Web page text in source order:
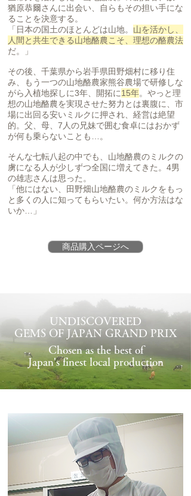
猶原恭爾さんに出会い、自らもその担い手にな
ることを決意する。
「日本の国土のほとんどは山地。 山を活かし、
人間と共生できる山地酪農こそ、理想の酪農法
だ。」
その後、千葉県から岩手県田野畑村に移り住
み、もう一つの山地酪農家熊谷農場で研修しな
がら入植地探しに3年、開拓に15年。やっと理
想の山地酪農を実現させた努力とは裏腹に、市
場に出回る安いミルクに押され、経営は絶望
的。父、母、7人の兄妹で囲む食卓にはおかず
が何も乗らないことも…。
そんな七転八起の中でも、山地酪農のミルクの
虜になる人が少しずつ全国に増えてきた。4男
の雄志さんは思った。
「他にはない、田野畑山地酪農のミルクをもっ
と多くの人に知ってもらいたい。何か方法はな
いか…」
商品購入ページへ
UNDISCOVERED
GEMS OF JAPAN GRAND PRIX
Chosen as the best of
Japan's finest local production